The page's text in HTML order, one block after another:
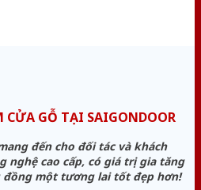
CỬA GỖ TẠI SAIGONDOOR
đến cho đối tác và khách
nghệ cao cấp, có giá trị gia tăng
đồng một tương lai tốt đẹp hơn!